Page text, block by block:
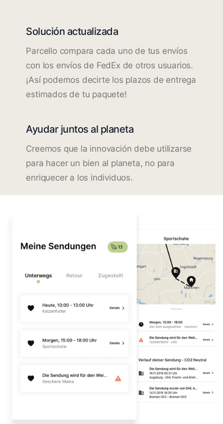
Solución actualizada
Parcello compara cada uno de tus envíos
con los envíos de FedEx de otros usuarios.
¡Así podemos decirte los plazos de entrega
estimados de tu paquete!
Ayudar juntos al planeta
Creemos que la innovación debe utilizarse
para hacer un bien al planeta, no para
enriquecer a los individuos.